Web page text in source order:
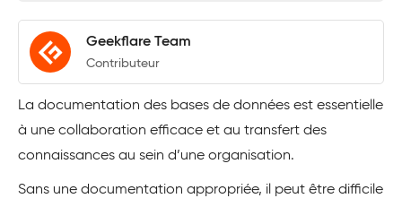
Geekflare Team
Contributeur
La documentation des bases de données est essentielle
à une collaboration efficace et au transfert des
connaissances au sein d’une organisation.
Sans une documentation appropriée, il peut être difficile